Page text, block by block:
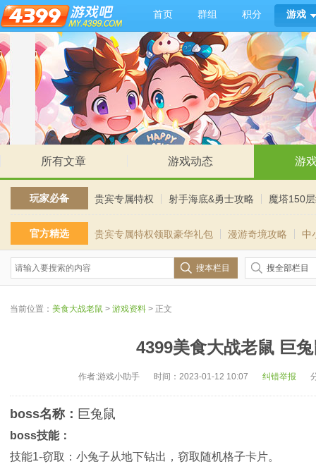
首页 群组 积分 游戏
所有文章 游戏动态 游
玩家必备 贵宾专属特权 射手海底&勇士攻略 魔塔150
官方精选 贵宾专属特权领取豪华礼包 漫游奇境攻略 中
搜本栏目 搜全部栏目
当前位置： 美食大战老鼠 > 游戏资料 > 正文
4399美食大战老鼠 巨
作者:游戏小助手 时间：2023-01-12 10:07 纠错举报
boss名称： 巨兔鼠
boss技能：
技能1-窃取：小兔子从地下钻出，窃取随机格子卡片。